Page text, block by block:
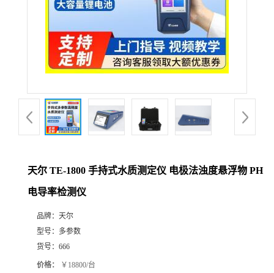
天尔 TE-1800 手持式水质测定仪 电极法浊度悬浮物 PH
电导率检测仪
品牌： 天尔
型号： 多参数
货号： 666
价格： ￥18800/台